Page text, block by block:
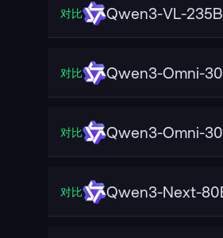
对比 Qwen3-VL-
对比 Qwen3-Omni-
对比 Qwen3-Omni-
对比 Qwen3-Next-